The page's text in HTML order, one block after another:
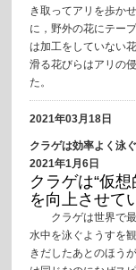
き取ってアリを歩か
に，野外の花にテー
は加工をしていない
滑る花びらはアリの
た。
2021年03月18日
クラゲは効率よく泳
2021年1月6日
クラゲは“仮
を向上させて
クラゲは世界で最
水中を泳ぐようすを
きだしたあとのほう